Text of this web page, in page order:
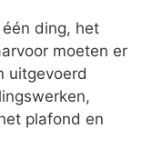
ding, het
moeten er
uitgevoerd
plafond en